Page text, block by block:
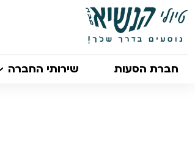
חברת הסעות שירותי החברה